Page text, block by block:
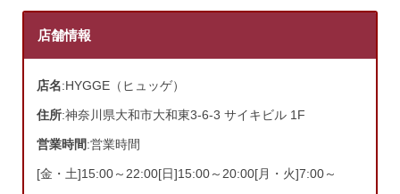
店舗情報
店名:HYGGE（ヒュッゲ）
住所:神奈川県大和市大和東3-6-3 サイキビル 1F
営業時間:営業時間
[金・土]15:00～22:00[日]15:00～20:00[月・火]7:00～